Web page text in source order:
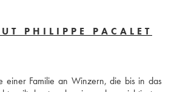
PHILIPPE PACALET
einer Familie an Winzern, die bis in das